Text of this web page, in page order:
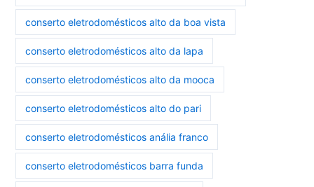
conserto eletrodomésticos alto da boa vista
conserto eletrodomésticos alto da lapa
conserto eletrodomésticos alto da mooca
conserto eletrodomésticos alto do pari
conserto eletrodomésticos anália franco
conserto eletrodomésticos barra funda